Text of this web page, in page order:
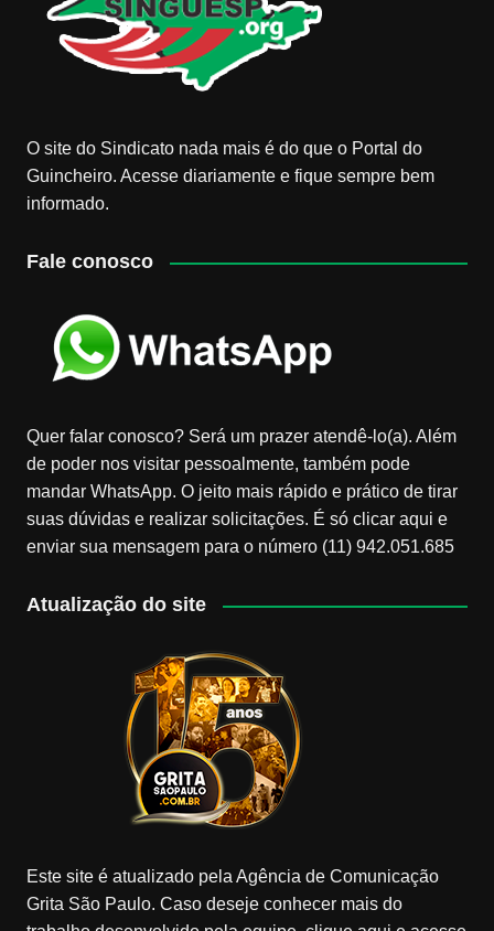
O site do Sindicato nada mais é do que o Portal do
Guincheiro. Acesse diariamente e fique sempre bem
informado.
Fale conosco
Quer falar conosco? Será um prazer atendê-lo(a). Além
de poder nos visitar pessoalmente, também pode
mandar WhatsApp. O jeito mais rápido e prático de tirar
suas dúvidas e realizar solicitações. É só clicar aqui e
enviar sua mensagem para o número (11) 942.051.685
Atualização do site
Este site é atualizado pela Agência de Comunicação
Grita São Paulo. Caso deseje conhecer mais do